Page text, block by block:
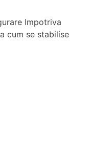
Impotriva
cum se stabilise